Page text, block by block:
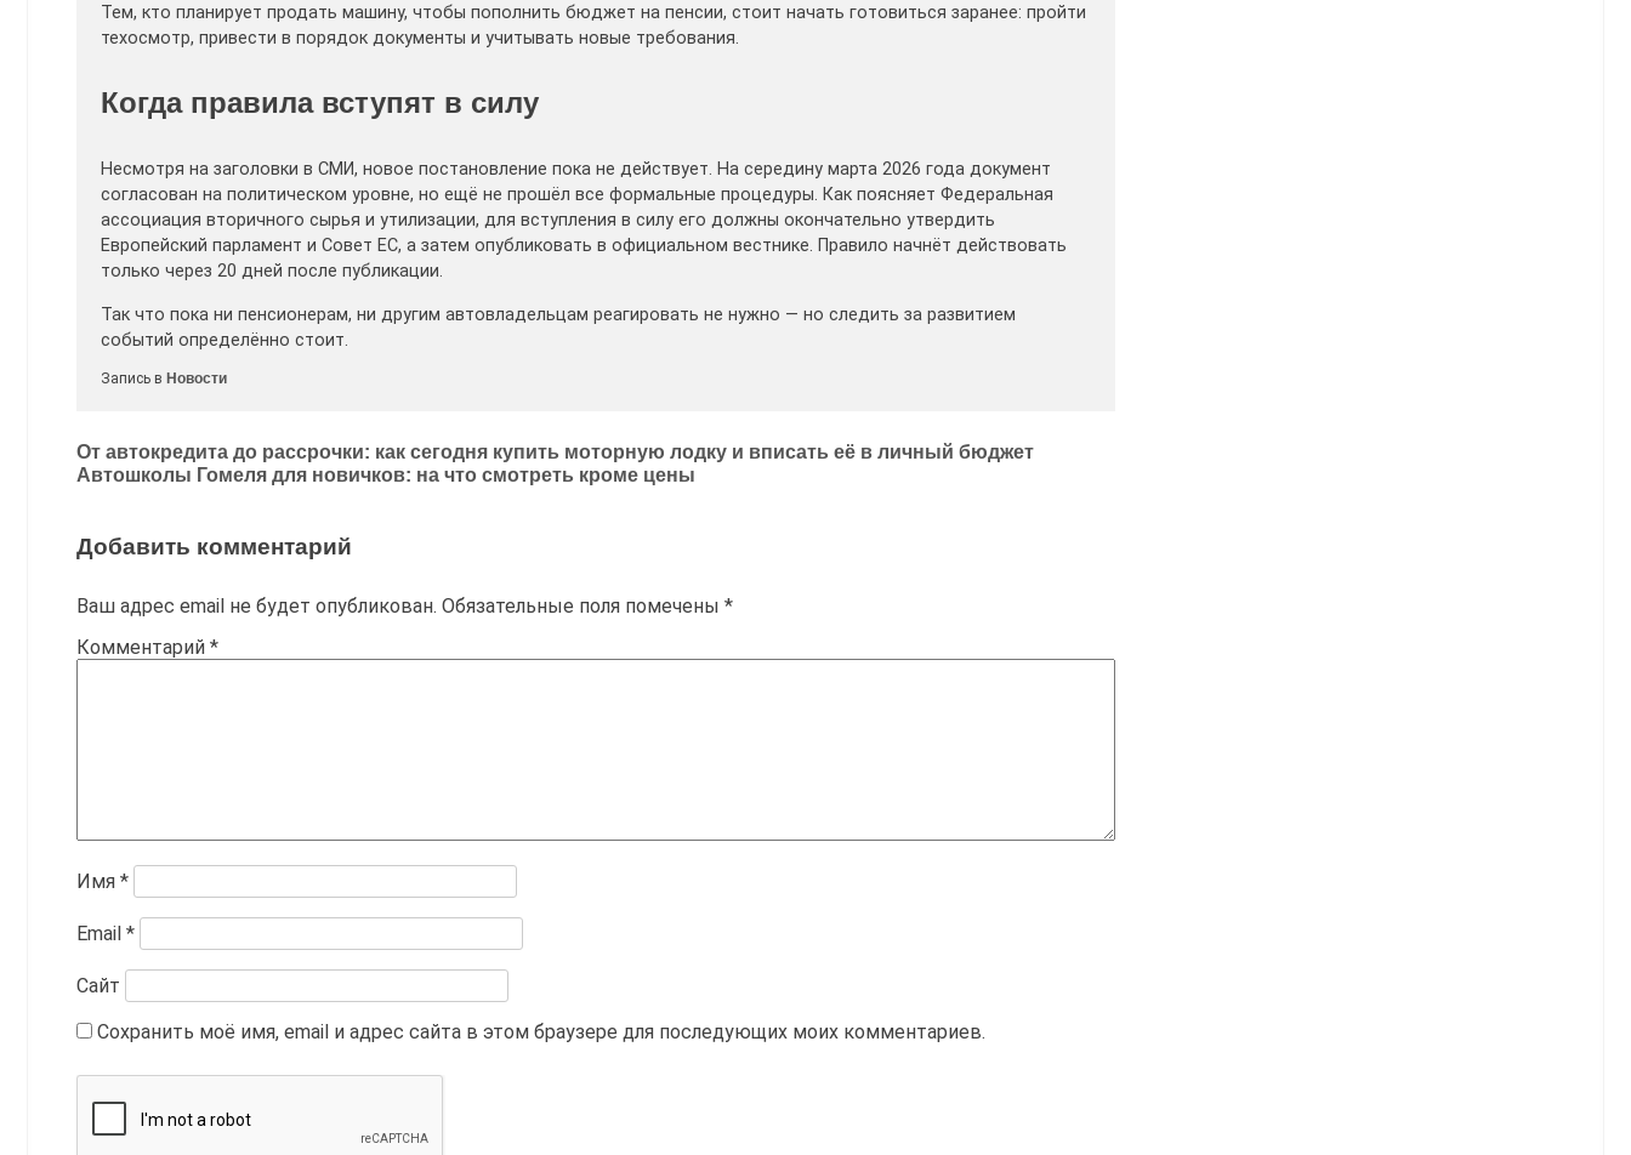
Тем, кто планирует продать машину, чтобы пополнить бюджет на пенсии, стоит начать готовиться заранее: пройти
техосмотр, привести в порядок документы и учитывать новые требования.
Когда правила вступят в силу
Несмотря на заголовки в СМИ, новое постановление пока не действует. На середину марта 2026 года документ
согласован на политическом уровне, но ещё не прошёл все формальные процедуры. Как поясняет Федеральная
ассоциация вторичного сырья и утилизации, для вступления в силу его должны окончательно утвердить
Европейский парламент и Совет ЕС, а затем опубликовать в официальном вестнике. Правило начнёт действовать
только через 20 дней после публикации.
Так что пока ни пенсионерам, ни другим автовладельцам реагировать не нужно — но следить за развитием
событий определённо стоит.
Запись в Новости
Навигация
по
От автокредита до рассрочки: как сегодня купить моторную лодку и вписать её в личный бюджет
Автошколы Гомеля для новичков: на что смотреть кроме цены
Добавить комментарий
Ваш адрес email не будет опубликован. Обязательные поля помечены *
Комментарий *
Имя *
Email *
Сайт
Сохранить моё имя, email и адрес сайта в этом браузере для последующих моих комментариев.